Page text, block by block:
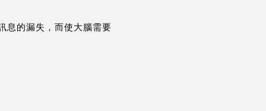
息的漏失，而使大腦需要